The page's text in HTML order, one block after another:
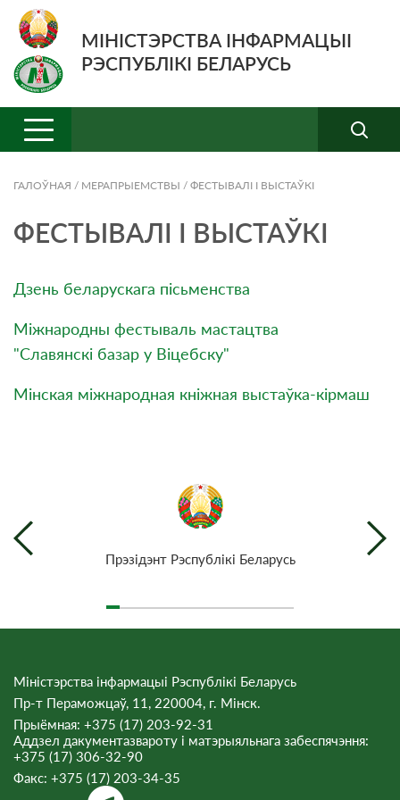
МІНІСТЭРСТВА ІНФАРМАЦЫІ
РЭСПУБЛІКІ БЕЛАРУСЬ
ГАЛОЎНАЯ / МЕРАПРЫЕМСТВЫ / ФЕСТЫВАЛІ І ВЫСТАЎКІ
ФЕСТЫВАЛІ І ВЫСТАЎКІ
Дзень беларускага пісьменства
Міжнародны фестываль мастацтва
"Славянскі базар у Віцебску"
Мінская міжнародная кніжная выстаўка-кірмаш
Прэзiдэнт Рэспублiкi Беларусь
Міністэрства інфармацыі Рэспублікі Беларусь
Пр-т Пераможцаў, 11, 220004, г. Мінск.
Прыёмная: +375 (17) 203-92-31
Аддзел дакументазвароту і матэрыяльнага забеспячэння:
+375 (17) 306-32-90
Факс: +375 (17) 203-34-35